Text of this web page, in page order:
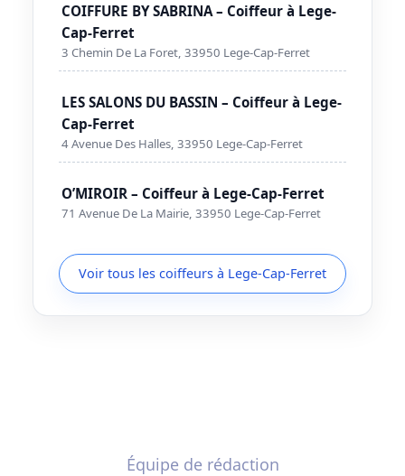
COIFFURE BY SABRINA – Coiffeur à Lege-
Cap-Ferret
3 Chemin De La Foret, 33950 Lege-Cap-Ferret
LES SALONS DU BASSIN – Coiffeur à Lege-
Cap-Ferret
4 Avenue Des Halles, 33950 Lege-Cap-Ferret
O’MIROIR – Coiffeur à Lege-Cap-Ferret
71 Avenue De La Mairie, 33950 Lege-Cap-Ferret
Voir tous les coiffeurs à Lege-Cap-Ferret
Équipe de rédaction